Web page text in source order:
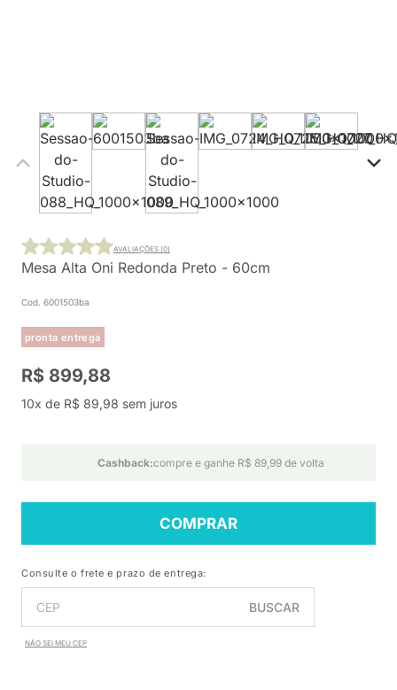
Mesa Alta Oni Redonda Preto - 60cm
Cod. 6001503ba
pronta entrega
AVALIAÇÕES (0)
R$ 899,88
10x de R$ 89,98 sem juros
Cashback:compre e ganhe R$ 89,99 de volta
COMPRAR
Consulte o frete e prazo de entrega:
BUSCAR
NÃO SEI MEU CEP